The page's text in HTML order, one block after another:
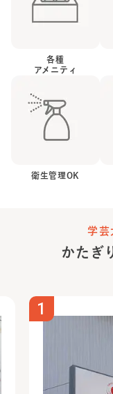
各種
アメニティ
衛生管理OK
学芸
かたぎ
1